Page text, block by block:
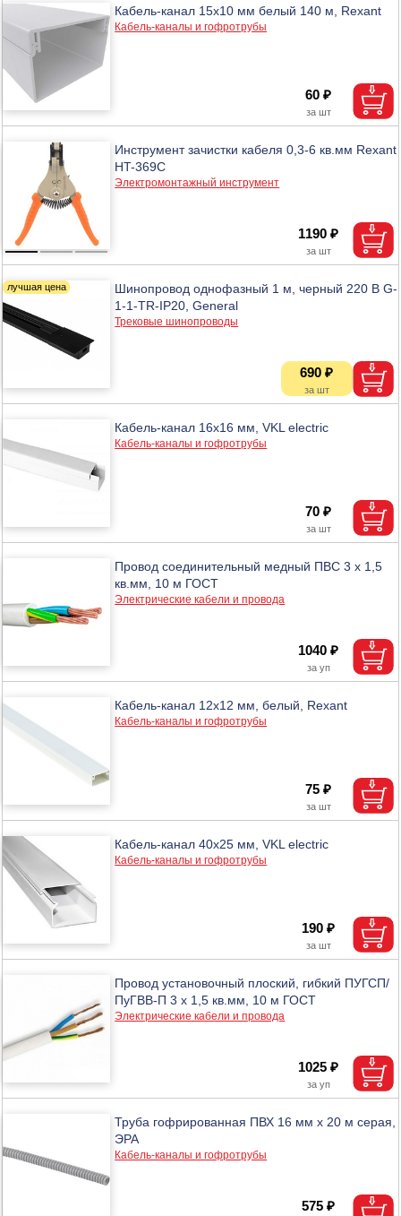
Кабель-канал 15х10 мм белый 140 м, Rexant
Кабель-каналы и гофротрубы
60 ₽
Инструмент зачистки кабеля 0,3-6 кв.мм Rexant
HT-369C
Электромонтажный инструмент
1190 ₽
Шинопровод однофазный 1 м, черный 220 В G-
1-1-TR-IP20, General
Трековые шинопроводы
690 ₽
Кабель-канал 16х16 мм, VKL electric
Кабель-каналы и гофротрубы
70 ₽
Провод соединительный медный ПВС 3 х 1,5
кв.мм, 10 м ГОСТ
Электрические кабели и провода
1040 ₽
Кабель-канал 12х12 мм, белый, Rexant
Кабель-каналы и гофротрубы
75 ₽
Кабель-канал 40х25 мм, VKL electric
Кабель-каналы и гофротрубы
190 ₽
Провод установочный плоский, гибкий ПУГСП/
ПуГВВ-П 3 х 1,5 кв.мм, 10 м ГОСТ
Электрические кабели и провода
1025 ₽
Труба гофрированная ПВХ 16 мм х 20 м серая,
ЭРА
Кабель-каналы и гофротрубы
575 ₽